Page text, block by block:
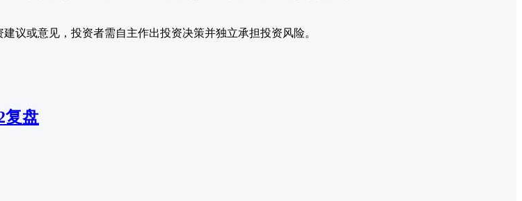
议或意见，投资者需自主作出投资决策并独立承担投资风险。
复盘